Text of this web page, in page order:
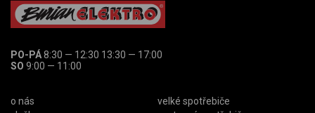
PO-PÁ8:30 — 12:30 13:30 — 17:00
SO 9:00 — 11:00
o nás
velké spotřebiče